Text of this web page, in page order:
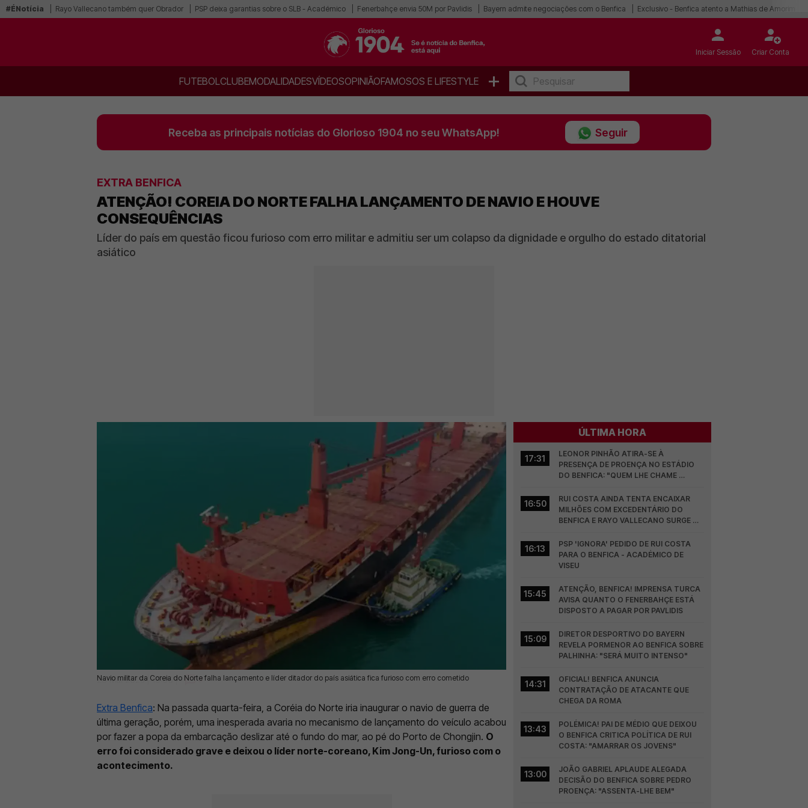
#ÉNotícia Rayo Vallecano também quer Obrador PSP deixa garantias sobre o SLB - Académico Fenerbahçe envia 50M por Pavlidis Bayern admite negociações com o Benfica Exclusivo - Benfica atento a Mathias de Amorim
Iniciar Sessão Criar Conta
FUTEBOLCLUBEMODALIDADESVÍDEOSOPINIÃOFAMOSOS E LIFESTYLE +
Receba as principais notícias do Glorioso 1904 no seu WhatsApp! Seguir
EXTRA BENFICA
ATENÇÃO! COREIA DO NORTE FALHA LANÇAMENTO DE NAVIO E HOUVE
CONSEQUÊNCIAS
Líder do país em questão ficou furioso com erro militar e admitiu ser um colapso da dignidade e orgulho do estado ditatorial
asiático
Navio militar da Coreia do Norte falha lançamento e líder ditador do país asiática fica furioso com erro cometido
23 Mai 2025 | 19:06 | 0
Extra Benfica: Na passada quarta-feira, a Coréia do Norte iria inaugurar o navio de guerra de
última geração, porém, uma inesperada avaria no mecanismo de lançamento do veículo acabou
por fazer a popa da embarcação deslizar até o fundo do mar, ao pé do Porto de Chongjin. O
erro foi considerado grave e deixou o líder norte-coreano, Kim Jong-Un, furioso com o
acontecimento.
ÚLTIMA HORA
17:31
LEONOR PINHÃO ATIRA-SE À
PRESENÇA DE PROENÇA NO ESTÁDIO
DO BENFICA: "QUEM LHE CHAME
16:50
RUI COSTA AINDA TENTA ENCAIXAR
MILHÕES COM EXCEDENTÁRIO DO
BENFICA E RAYO VALLECANO SURGE NA
16:13
PSP 'IGNORA' PEDIDO DE RUI COSTA
PARA O BENFICA - ACADÉMICO DE
VISEU
15:45
ATENÇÃO, BENFICA! IMPRENSA TURCA
AVISA QUANTO O FENERBAHÇE ESTÁ
DISPOSTO A PAGAR POR PAVLIDIS
15:09
DIRETOR DESPORTIVO DO BAYERN
REVELA PORMENOR AO BENFICA SOBRE
PALHINHA: "SERÁ MUITO INTENSO"
14:31
OFICIAL! BENFICA ANUNCIA
CONTRATAÇÃO DE ATACANTE QUE
CHEGA DA ROMA
13:43
POLÉMICA! PAI DE MÉDIO QUE DEIXOU
O BENFICA CRITICA POLÍTICA DE RUI
COSTA: "AMARRAR OS JOVENS"
13:00
JOÃO GABRIEL APLAUDE ALEGADA
DECISÃO DO BENFICA SOBRE PEDRO
PROENÇA: "ASSENTA-LHE BEM"